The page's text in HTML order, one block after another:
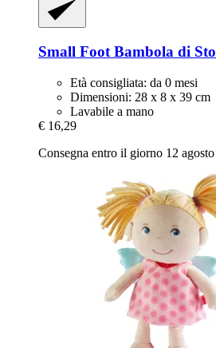
Small Foot Bambola di
Età consigliata: da 0 mesi
Dimensioni: 28 x 8 x 39 cm
Lavabile a mano
€ 16,29
Consegna entro il giorno 12 agosto